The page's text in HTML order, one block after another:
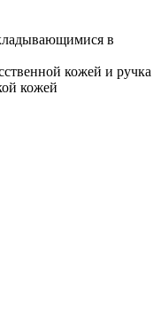
в
кожей и ручка
кожей